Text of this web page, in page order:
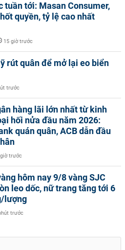
tuần tới: Masan Consumer,
quyền, tỷ lệ cao nhất
15 giờ trước
rút quân để mở lại eo biển
trước
hàng lãi lớn nhất từ kinh
hối nửa đầu năm 2026:
quán quân, ACB dẫn đầu
trước
hôm nay 9/8 vàng SJC
leo dốc, nữ trang tăng tới 6
lượng
trước